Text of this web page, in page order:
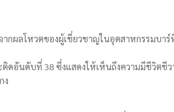
กผลโหวตของผู้เชี่ยวชาญในอุตสาหกรรมบาร์
ดอันดับที่ 38 ซึ่งแสดงให้เห็นถึงความมีชีวิตชีว
ง